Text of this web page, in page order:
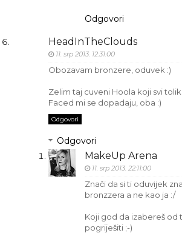
Odgovori
HeadInTheClouds
11. srp 2013. 12:31:00
Obozavam bronzere, oduvek :)
Zelim taj cuveni Hoola koji svi
Faced mi se dopadaju, oba :)
Odgovori
Odgovori
MakeUp Arena
11. srp 2013. 22:11:00
Znači da si ti oduvijek
bronzzera a ne kao ja :/
Koji god da izabereš od
pogriješiti ;-)